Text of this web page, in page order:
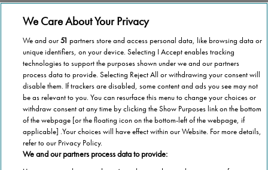
Országos lefedettség
Bárhol is legyen Magyarországon, a Stannah a
rendelkezésére áll.
1 000 000 lépcsőlift
We Care About Your Privacy
We and our51 partners store and access personal data, like browsing data or
unique identifiers, on your device. Selecting I Accept enables tracking
technologies to support the purposes shown under we and our partners
process data to provide. Selecting Reject All or withdrawing your consent will
disable them. If trackers are disabled, some content and ads you see may not
be as relevant to you. You can resurface this menu to change your choices or
withdraw consent at any time by clicking the Show Purposes link on the bottom
of the webpage [or the floating icon on the bottom-left of the webpage, if
applicable] .Your choices will have effect within our Website. For more details,
refer to our Privacy Policy.
We and our partners process data to provide: